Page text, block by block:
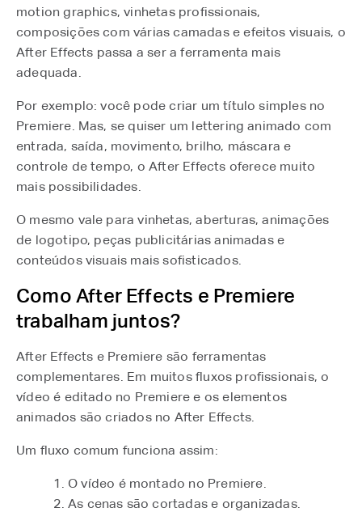
motion graphics, vinhetas profissionais,
composições com várias camadas e efeitos visuais, o
After Effects passa a ser a ferramenta mais
adequada.
Por exemplo: você pode criar um título simples no
Premiere. Mas, se quiser um lettering animado com
entrada, saída, movimento, brilho, máscara e
controle de tempo, o After Effects oferece muito
mais possibilidades.
O mesmo vale para vinhetas, aberturas, animações
de logotipo, peças publicitárias animadas e
conteúdos visuais mais sofisticados.
Como After Effects e Premiere
trabalham juntos?
After Effects e Premiere são ferramentas
complementares. Em muitos fluxos profissionais, o
vídeo é editado no Premiere e os elementos
animados são criados no After Effects.
Um fluxo comum funciona assim:
O vídeo é montado no Premiere.
As cenas são cortadas e organizadas.